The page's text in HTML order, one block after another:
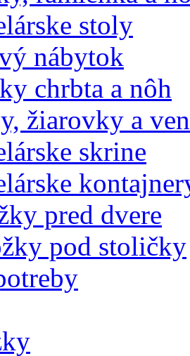
stoly
nábytok
chrbta a nôh
žiarovky a
skrine
pred dvere
pod stoličky